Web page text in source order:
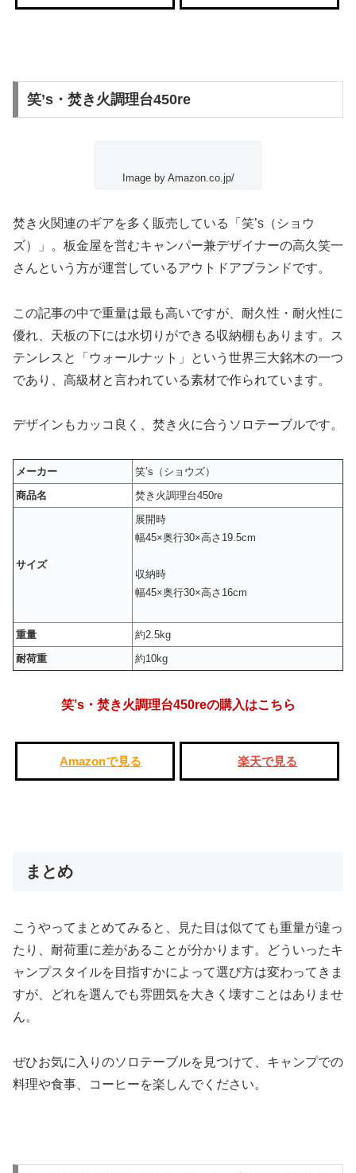
笑’s・焚き火調理台450re
Image by Amazon.co.jp/
焚き火関連のギアを多く販売している
「笑’s（ショウ
ズ）」
。板金屋を営むキャンパー兼デザイナーの高久笑一
さんという方が運営しているアウトドアブランドです。
この記事の中で重量は最も高いですが、耐久性・耐火性に
優れ、天板の下には水切りができる収納棚もあります。ス
テンレスと「ウォールナット」という世界三大銘木の一つ
であり、高級材と言われている素材で作られています。
デザインもカッコ良く、焚き火に合うソロテーブルです。
メーカー
笑’s（ショウズ）
商品名
焚き火調理台450re
サイズ
展開時
幅45×奥行30×高さ19.5cm
収納時
幅45×奥行30×高さ16cm
重量
約2.5kg
耐荷重
約10kg
笑’s・焚き火調理台450reの購入はこちら
Amazonで見る 楽天で見る
まとめ
こうやってまとめてみると、見た目は似てても重量が違っ
たり、耐荷重に差があることが分かります。どういったキ
ャンプスタイルを目指すかによって選び方は変わってきま
すが、どれを選んでも雰囲気を大きく壊すことはありませ
ん。
ぜひお気に入りのソロテーブルを見つけて、キャンプでの
料理や食事、コーヒーを楽しんでください。